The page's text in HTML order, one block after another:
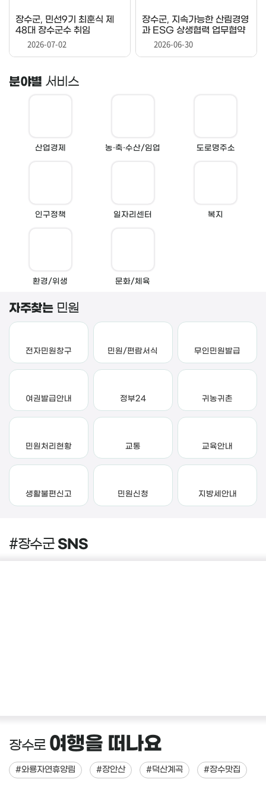
장수군, 민선9기 최훈식 제
48대 장수군수 취임
2026-07-02
장수군, 지속가능한 산림경영
과 ESG 상생협력 업무협약
체결2026-06-30
분야별 서비스
산업경제 농·축·수산/임업 도로명주소
인구정책 일자리센터 복지
환경/위생 문화/체육
자주찾는민원
전자민원창구 민원/편람서식 무인민원발급
여권발급안내 정부24 귀농귀촌
민원처리현황 교통 교육안내
생활불편신고 민원신청 지방세안내
#장수군 SNS
장수로 여행을 떠나요
#와룡자연휴양림 #장안산 #덕산계곡 #장수맛집